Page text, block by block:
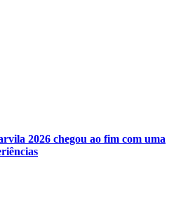
2026 chegou ao fim com uma